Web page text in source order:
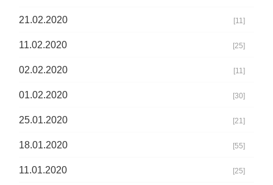
21.02.2020 [11]
11.02.2020 [25]
02.02.2020 [11]
01.02.2020 [30]
25.01.2020 [21]
18.01.2020 [55]
11.01.2020 [25]